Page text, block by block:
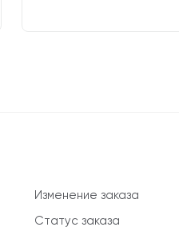
Изменение заказа
Статус заказа